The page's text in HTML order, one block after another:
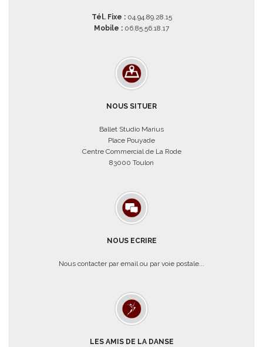
Tél. Fixe : 04.94.89.28.15
Mobile : 06.85.56.18.17
NOUS SITUER
Ballet Studio Marius
Place Pouyade
Centre Commercial de La Rode
83000 Toulon
NOUS ECRIRE
Nous contacter par email ou par voie postale...
LES AMIS DE LA DANSE